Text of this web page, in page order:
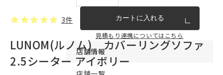
カートに入れる
見積もり連携についてはこちら
店舗情報
3件
LUNOM(ルノム) カバーリングソファ
2.5シーター アイボリー